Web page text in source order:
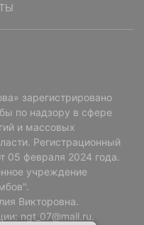
зарегистрировано
по надзору в сфере
и массовых
Регистрационный
февраля 2024 года.
учреждение
Викторовна.
ngt_07@mail.ru.